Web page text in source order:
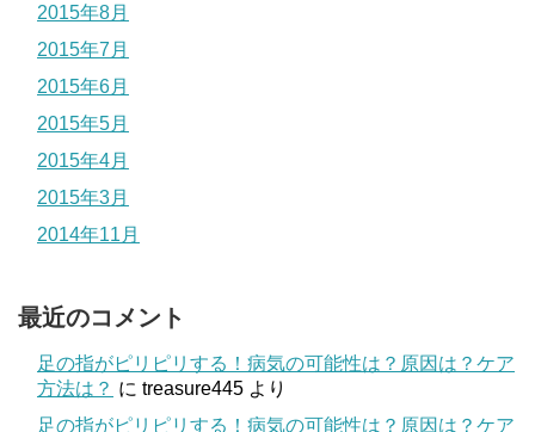
2015年8月
2015年7月
2015年6月
2015年5月
2015年4月
2015年3月
2014年11月
最近のコメント
足の指がピリピリする！病気の可能性は？原因は？ケア
方法は？ に treasure445 より
足の指がピリピリする！病気の可能性は？原因は？ケア